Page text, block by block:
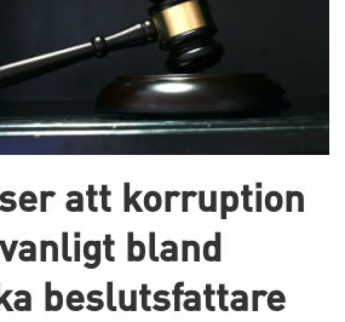
att korruption
bland
beslutsfattare